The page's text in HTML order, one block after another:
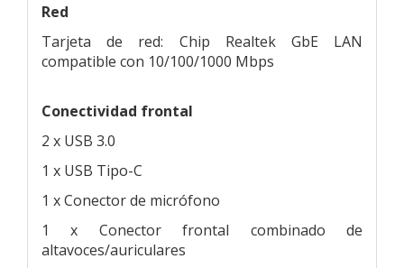
Red
Tarjeta de red: Chip Realtek GbE LAN
compatible con 10/100/1000 Mbps
Conectividad frontal
2 x USB 3.0
1 x USB Tipo-C
1 x Conector de micrófono
1 x Conector frontal combinado de
altavoces/auriculares